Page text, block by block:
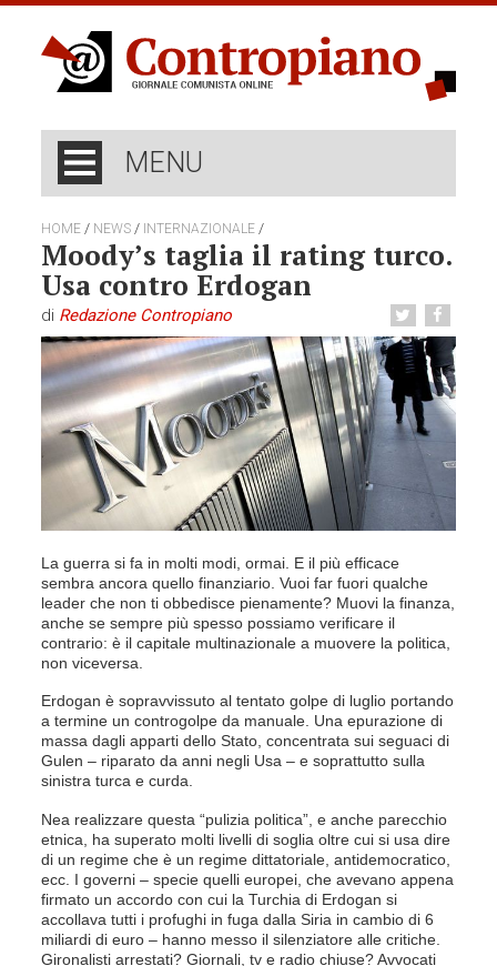
MENU
HOME / NEWS / INTERNAZIONALE /
Moody’s taglia il rating turco.
Usa contro Erdogan
di Redazione Contropiano
La guerra si fa in molti modi, ormai. E il più efficace
sembra ancora quello finanziario. Vuoi far fuori qualche
leader che non ti obbedisce pienamente? Muovi la finanza,
anche se sempre più spesso possiamo verificare il
contrario: è il capitale multinazionale a muovere la politica,
non viceversa.
Erdogan è sopravvissuto al tentato golpe di luglio portando
a termine un controgolpe da manuale. Una epurazione di
massa dagli apparti dello Stato, concentrata sui seguaci di
Gulen – riparato da anni negli Usa – e soprattutto sulla
sinistra turca e curda.
Nea realizzare questa “pulizia politica”, e anche parecchio
etnica, ha superato molti livelli di soglia oltre cui si usa dire
di un regime che è un regime dittatoriale, antidemocratico,
ecc. I governi – specie quelli europei, che avevano appena
firmato un accordo con cui la Turchia di Erdogan si
accollava tutti i profughi in fuga dalla Siria in cambio di 6
miliardi di euro – hanno messo il silenziatore alle critiche.
Gironalisti arrestati? Giornali, tv e radio chiuse? Avvocati